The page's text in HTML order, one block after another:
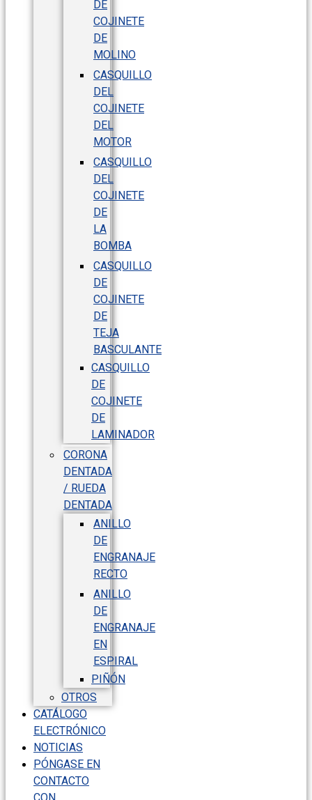
DE
COJINETE
DE
MOLINO
CASQUILLO
DEL
COJINETE
DEL
MOTOR
CASQUILLO
DEL
COJINETE
DE
LA
BOMBA
CASQUILLO
DE
COJINETE
DE
TEJA
BASCULANTE
CASQUILLO
DE
COJINETE
DE
LAMINADOR
CORONA
DENTADA
/ RUEDA
DENTADA
ANILLO
DE
ENGRANAJE
RECTO
ANILLO
DE
ENGRANAJE
EN
ESPIRAL
PIÑÓN
OTROS
CATÁLOGO
ELECTRÓNICO
NOTICIAS
PÓNGASE EN
CONTACTO